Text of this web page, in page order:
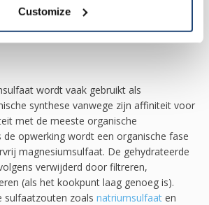
Customize
gebruikt als brouwzout bij het maken
worden gebruikt als coagulans voor het
wordt vaak gebruikt als
synthese vanwege zijn affiniteit voor
met de meeste organische
de opwerking wordt een organische fase
magnesiumsulfaat. De gehydrateerde
verwijderd door filtreren,
(als het kookpunt laag genoeg is).
sulfaatzouten zoals natriumsulfaat en